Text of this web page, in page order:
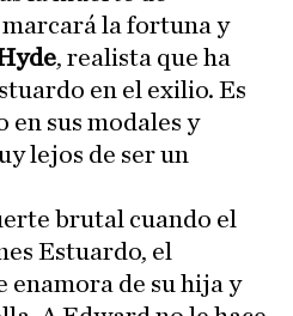
la fortuna y
, realista que ha
en el exilio. Es
en sus modales y
lejos de ser un
brutal cuando el
Estuardo, el
enamora de su hija y